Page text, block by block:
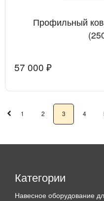
Профильный
57 000 ₽
1 2 3 4
Категории
Навесное оборудование